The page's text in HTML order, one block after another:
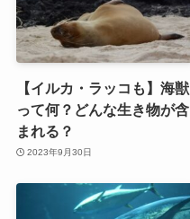
【イルカ・ラッコも】海獣
って何？どんな生き物が含
まれる？
2023年9月30日